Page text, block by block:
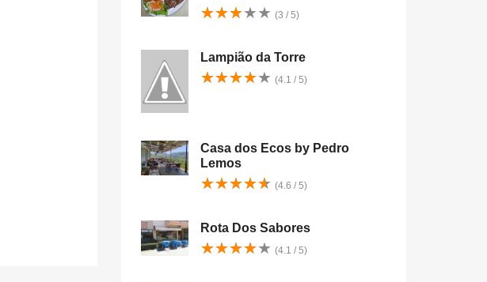
★★★★★
★★★★★ (3 / 5)
Lampião da Torre
★★★★★
★★★★★ (4.1 / 5)
Casa dos Ecos by Pedro
Lemos
★★★★★
★★★★★ (4.6 / 5)
Rota Dos Sabores
★★★★★
★★★★★ (4.1 / 5)